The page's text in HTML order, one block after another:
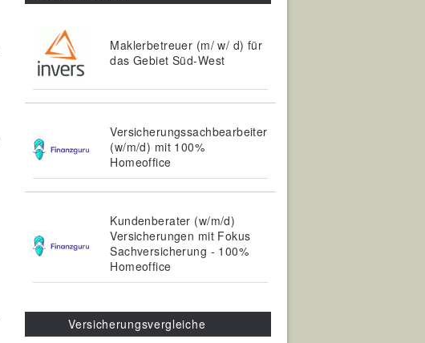
Maklerbetreuer (m/ w/ d) für
das Gebiet Süd-West
Versicherungssachbearbeiter
(w/m/d) mit 100%
Homeoffice
Kundenberater (w/m/d)
Versicherungen mit Fokus
Sachversicherung - 100%
Homeoffice
Versicherungsvergleiche